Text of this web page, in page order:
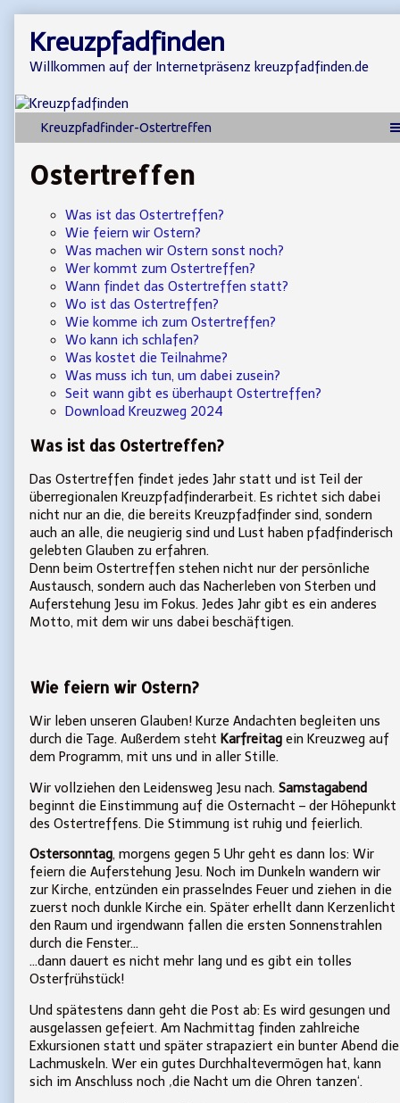
content
Kreuzpfadfinden
Willkommen auf der Internetpräsenz kreuzpfadfinden.de
Ostertreffen
Was ist das Ostertreffen?
Wie feiern wir Ostern?
Was machen wir Ostern sonst noch?
Wer kommt zum Ostertreffen?
Wann findet das Ostertreffen statt?
Wo ist das Ostertreffen?
Wie komme ich zum Ostertreffen?
Wo kann ich schlafen?
Was kostet die Teilnahme?
Was muss ich tun, um dabei zusein?
Seit wann gibt es überhaupt Ostertreffen?
Download Kreuzweg 2024
Was ist das Ostertreffen?
Das Ostertreffen findet jedes Jahr statt und ist Teil der
überregionalen Kreuzpfadfinderarbeit. Es richtet sich dabei
nicht nur an die, die bereits Kreuzpfadfinder sind, sondern
auch an alle, die neugierig sind und Lust haben pfadfinderisch
gelebten Glauben zu erfahren.
Denn beim Ostertreffen stehen nicht nur der persönliche
Austausch, sondern auch das Nacherleben von Sterben und
Auferstehung Jesu im Fokus. Jedes Jahr gibt es ein anderes
Motto, mit dem wir uns dabei beschäftigen.
Wie feiern wir Ostern?
Wir leben unseren Glauben! Kurze Andachten begleiten uns
durch die Tage. Außerdem steht Karfreitag ein Kreuzweg auf
dem Programm, mit uns und in aller Stille.
Wir vollziehen den Leidensweg Jesu nach. Samstagabend
beginnt die Einstimmung auf die Osternacht – der Höhepunkt
des Ostertreffens. Die Stimmung ist ruhig und feierlich.
Ostersonntag, morgens gegen 5 Uhr geht es dann los: Wir
feiern die Auferstehung Jesu. Noch im Dunkeln wandern wir
zur Kirche, entzünden ein prasselndes Feuer und ziehen in die
zuerst noch dunkle Kirche ein. Später erhellt dann Kerzenlicht
den Raum und irgendwann fallen die ersten Sonnenstrahlen
durch die Fenster…
…dann dauert es nicht mehr lang und es gibt ein tolles
Osterfrühstück!
Und spätestens dann geht die Post ab: Es wird gesungen und
ausgelassen gefeiert. Am Nachmittag finden zahlreiche
Exkursionen statt und später strapaziert ein bunter Abend die
Lachmuskeln. Wer ein gutes Durchhaltevermögen hat, kann
sich im Anschluss noch ‚die Nacht um die Ohren tanzen‘.